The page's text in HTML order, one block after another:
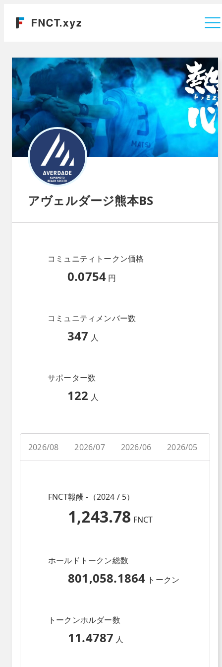
アヴェルダージ熊本BS
コミュニティトークン価格
0.0754 円
コミュニティメンバー数
347 人
サポーター数
122 人
2026/08 2026/07 2026/06 2026/05
FNCT報酬 -（2024 / 5）
1,243.78 FNCT
ホールドトークン総数
801,058.1864 トークン
トークンホルダー数
11.4787 人